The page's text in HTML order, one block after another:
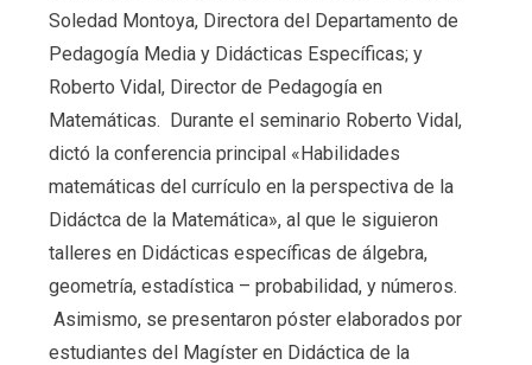
Soledad Montoya, Directora del Departamento de
Pedagogía Media y Didácticas Específicas; y
Roberto Vidal, Director de Pedagogía en
Matemáticas. Durante el seminario Roberto Vidal,
dictó la conferencia principal «Habilidades
matemáticas del currículo en la perspectiva de la
Didáctca de la Matemática», al que le siguieron
talleres en Didácticas específicas de álgebra,
geometría, estadística – probabilidad, y números.
Asimismo, se presentaron póster elaborados por
estudiantes del Magíster en Didáctica de la